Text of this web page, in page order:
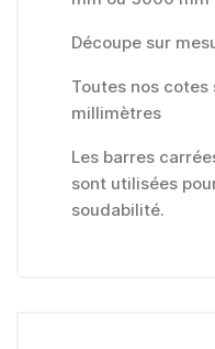
Découpe sur
Toutes nos cotes
millimètres
Les barres
sont utilisées
soudabilité.